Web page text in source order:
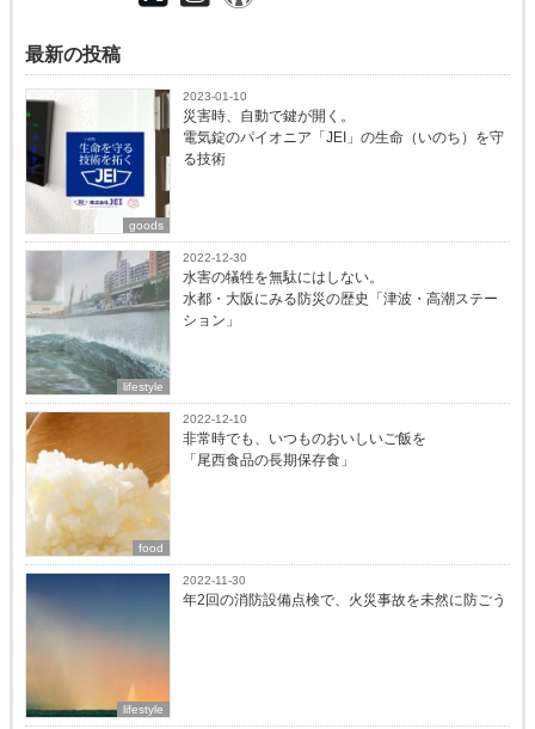
最新の投稿
goods
2023-01-10
災害時、自動で鍵が開く。
電気錠のパイオニア「JEI」の生命（いのち）を守
る技術
lifestyle
2022-12-30
水害の犠牲を無駄にはしない。
水都・大阪にみる防災の歴史「津波・高潮ステー
ション」
food
2022-12-10
非常時でも、いつものおいしいご飯を
「尾西食品の長期保存食」
lifestyle
2022-11-30
年2回の消防設備点検で、火災事故を未然に防ごう